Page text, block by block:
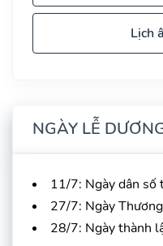
Lịch
NGÀY LỄ
11/7: Ngày dân số
27/7: Ngày
28/7: Ngày thành